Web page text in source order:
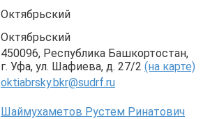
Октябрьский
Октябрьский
450096, Республика Башкортостан,
г. Уфа, ул. Шафиева, д. 27/2 (на карте)
oktiabrsky.bkr@sudrf.ru
Шаймухаметов Рустем Ринатович